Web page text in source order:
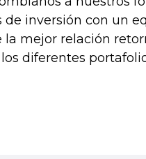
de inversión con un
mejor relación
diferentes